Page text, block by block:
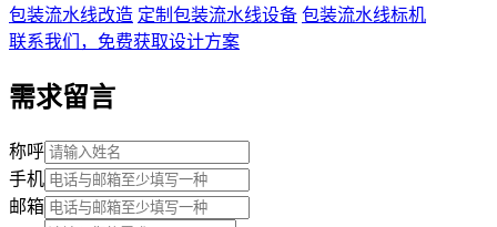
包装流水线改造 定制包装流水线设备 包装流水线标机
联系我们，免费获取设计方案
需求留言
称呼
手机
邮箱